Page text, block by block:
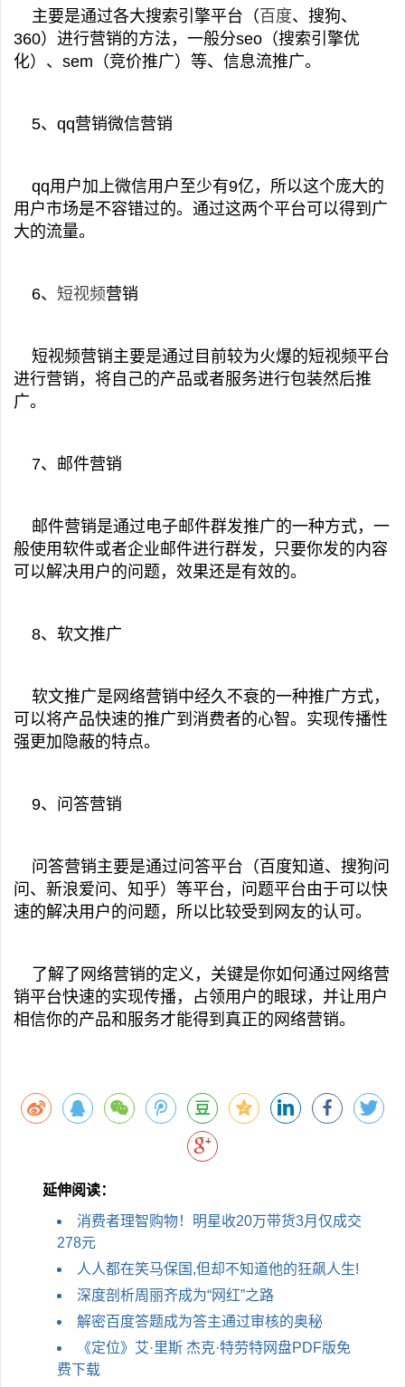
主要是通过各大搜索引擎平台（ 百度、搜狗、
360）进行营销的方法，一般分seo（搜索引擎优
化）、sem（竞价推广）等、信息流推广。
5、qq营销微信营销
qq用户加上微信用户至少有9亿，所以这个庞大的
用户市场是不容错过的。通过这两个平台可以得到广
大的流量。
6、 短视频营销
短视频营销主要是通过目前较为火爆的短视频平台
进行营销，将自己的产品或者服务进行包装然后推
广。
7、邮件营销
邮件营销是通过电子邮件群发推广的一种方式，一
般使用软件或者企业邮件进行群发，只要你发的内容
可以解决用户的问题，效果还是有效的。
8、软文推广
软文推广是网络营销中经久不衰的一种推广方式，
可以将产品快速的推广到消费者的心智。实现传播性
强更加隐蔽的特点。
9、问答营销
问答营销主要是通过问答平台（百度知道、搜狗问
问、新浪爱问、知乎）等平台，问题平台由于可以快
速的解决用户的问题，所以比较受到网友的认可。
了解了网络营销的定义，关键是你如何通过网络营
销平台快速的实现传播，占领用户的眼球，并让用户
相信你的产品和服务才能得到真正的网络营销。
延伸阅读：
消费者理智购物！明星收20万带货3月仅成交
278元
人人都在笑马保国,但却不知道他的狂飙人生!
深度剖析周丽齐成为“网红”之路
解密百度答题成为答主通过审核的奥秘
《定位》艾·里斯 杰克·特劳特网盘PDF版免
费下载